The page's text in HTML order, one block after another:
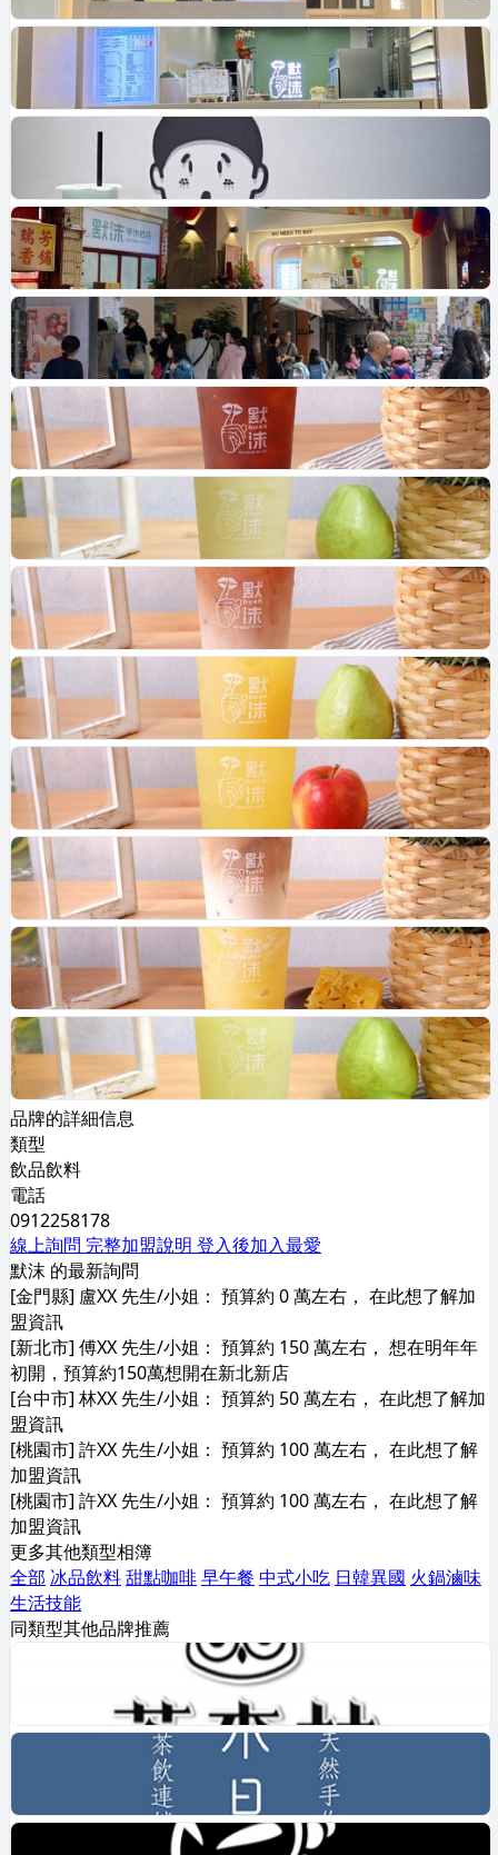
品牌的詳細信息
類型
飲品飲料
電話
0912258178
線上詢問 完整加盟說明 登入後加入最愛
默沫 的最新詢問
[金門縣] 盧XX 先生/小姐： 預算約 0 萬左右， 在此想了解加
盟資訊
[新北市] 傅XX 先生/小姐： 預算約 150 萬左右， 想在明年年
初開，預算約150萬想開在新北新店
[台中市] 林XX 先生/小姐： 預算約 50 萬左右， 在此想了解加
盟資訊
[桃園市] 許XX 先生/小姐： 預算約 100 萬左右， 在此想了解
加盟資訊
[桃園市] 許XX 先生/小姐： 預算約 100 萬左右， 在此想了解
加盟資訊
更多其他類型相簿
全部 冰品飲料甜點咖啡早午餐 中式小吃 日韓異國 火鍋滷味
生活技能
同類型其他品牌推薦